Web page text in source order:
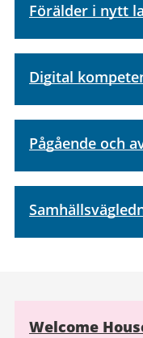
Förälder i nytt
Digital
Pågående och
Relaterad
Welcome